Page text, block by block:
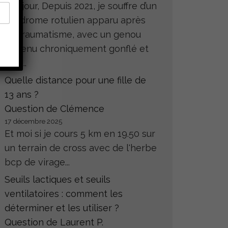
Bonjour, Depuis 2021, je souffre d’un
syndrome rotulien apparu après
un traumatisme, avec un genou
devenu chroniquement gonflé et
très...
Quelle distance pour une fille de
13 ans ?
Question de Clémence
17 décembre 2025
Et moi si je cours 5 km en 19.50 sur
un terrain de cross avec de l'herbe
bcp de virage...
Seuils lactiques et seuils
ventilatoires : comment les
déterminer et les utiliser ?
Question de Laurent P.